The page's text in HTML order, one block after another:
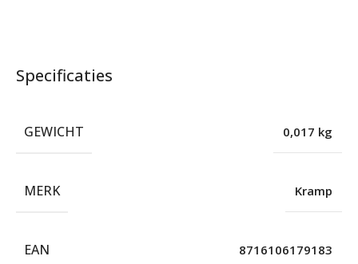
Specificaties
GEWICHT 0,017 kg
MERK Kramp
EAN 8716106179183